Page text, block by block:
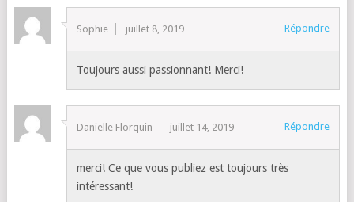
Sophie juillet 8, 2019 Répondre
Toujours aussi passionnant! Merci!
Danielle Florquin juillet 14, 2019 Répondre
merci! Ce que vous publiez est toujours très
intéressant!